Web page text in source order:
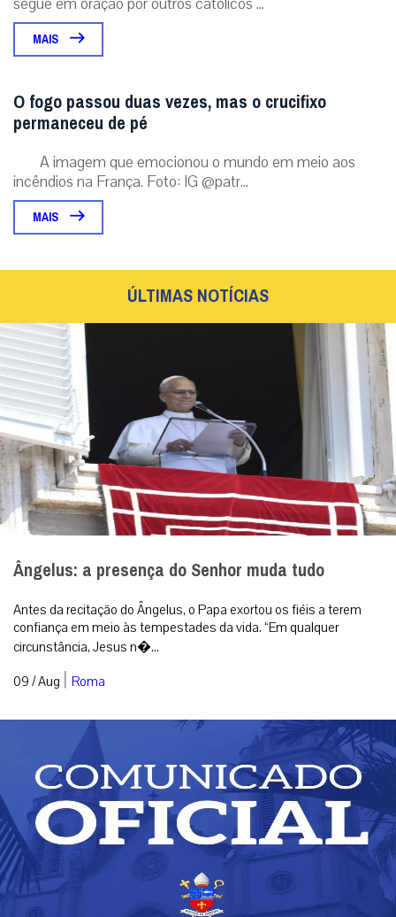
MAIS
O fogo passou duas vezes, mas o crucifixo
permaneceu de pé
A imagem que emocionou o mundo em meio aos
incêndios na França. Foto: IG @patr...
MAIS
ÚLTIMAS NOTÍCIAS
Ângelus: a presença do Senhor muda tudo
Antes da recitação do Ângelus, o Papa exortou os fiéis a terem
confiança em meio às tempestades da vida. “Em qualquer
circunstância, Jesus n�...
09 / Aug | Roma